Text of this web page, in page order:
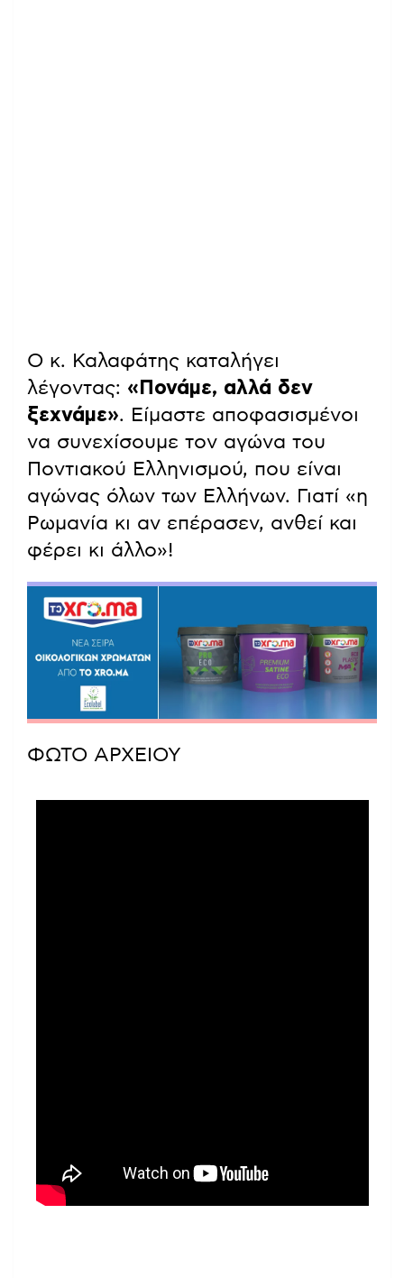
Ο κ. Καλαφάτης καταλήγει
λέγοντας: «Πονάμε, αλλά δεν
ξεχνάμε». Είμαστε αποφασισμένοι
να συνεχίσουμε τον αγώνα του
Ποντιακού Ελληνισμού, που είναι
αγώνας όλων των Ελλήνων. Γιατί «η
Ρωμανία κι αν επέρασεν, ανθεί και
φέρει κι άλλο»!
ΦΩΤΟ ΑΡΧΕΙΟΥ